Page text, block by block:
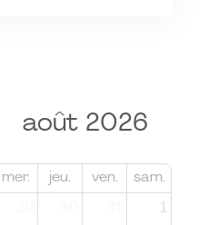
août 2026
mer. jeu. ven. sam.
1